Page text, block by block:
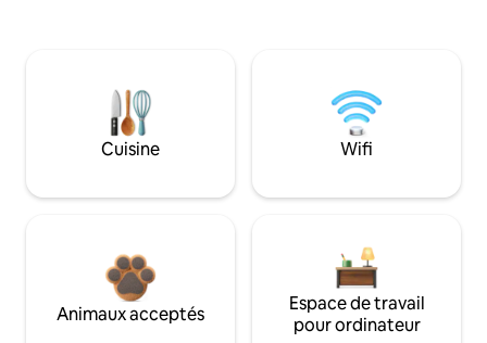
Cuisine Wifi
Animaux acceptés
Espace de travail
pour ordinateur